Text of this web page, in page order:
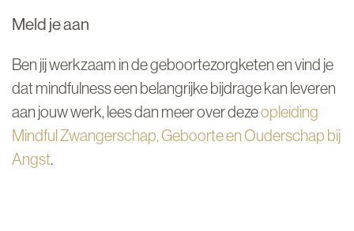
Meld je aan
Ben jij werkzaam in de geboortezorgketen en vind je
dat mindfulness een belangrijke bijdrage kan leveren
aan jouw werk, lees dan meer over dezeopleiding
Mindful Zwangerschap, Geboorte en Ouderschap bij
Angst.